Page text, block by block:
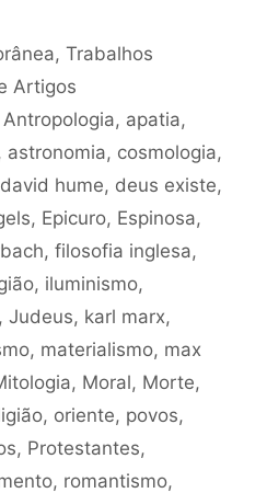
,Trabalhos
Artigos
Antropologia, apatia,
astronomia, cosmologia,
david hume, deus existe,
, Epicuro, Espinosa,
, filosofia inglesa,
, iluminismo,
, Judeus, karl marx,
, materialismo, max
, Moral, Morte,
, oriente, povos,
, Protestantes,
, romantismo,